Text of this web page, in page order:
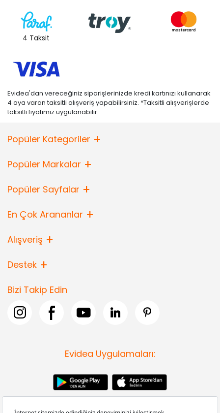
4 Taksit
Evidea'dan vereceğiniz siparişlerinizde kredi kartınızı kullanarak
4 aya varan taksitli alışveriş yapabilirsiniz. *Taksitli alışverişlerde
taksitli fiyatımız uygulanabilir.
Popüler Kategoriler
Popüler Markalar
Popüler Sayfalar
En Çok Arananlar
Alışveriş
Destek
Bizi Takip Edin
Evidea Uygulamaları: